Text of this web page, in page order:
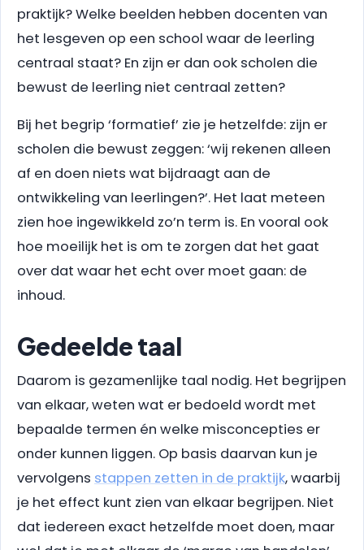
praktijk? Welke beelden hebben docenten van
het lesgeven op een school waar de leerling
centraal staat? En zijn er dan ook scholen die
bewust de leerling niet centraal zetten?
Bij het begrip ‘formatief’ zie je hetzelfde: zijn er
scholen die bewust zeggen: ‘wij rekenen alleen
af en doen niets wat bijdraagt aan de
ontwikkeling van leerlingen?’. Het laat meteen
zien hoe ingewikkeld zo’n term is. En vooral ook
hoe moeilijk het is om te zorgen dat het gaat
over dat waar het echt over moet gaan: de
inhoud.
Gedeelde taal
Daarom is gezamenlijke taal nodig. Het begrijpen
van elkaar, weten wat er bedoeld wordt met
bepaalde termen én welke misconcepties er
onder kunnen liggen. Op basis daarvan kun je
vervolgens stappen zetten in de praktijk, waarbij
je het effect kunt zien van elkaar begrijpen. Niet
dat iedereen exact hetzelfde moet doen, maar